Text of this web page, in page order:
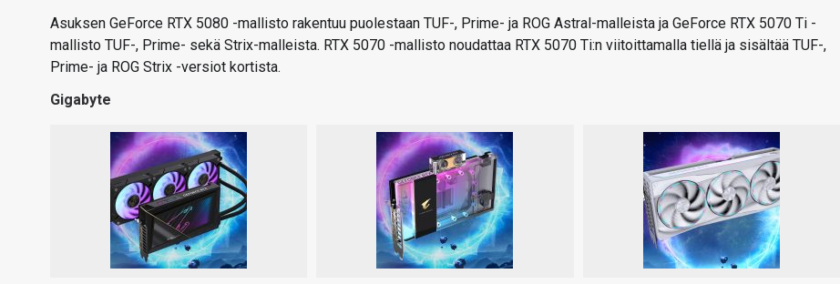
Asuksen GeForce RTX 5080 -mallisto rakentuu puolestaan TUF-, Prime- ja ROG Astral-malleista ja GeForce RTX 5070 Ti -
mallisto TUF-, Prime- sekä Strix-malleista. RTX 5070 -mallisto noudattaa RTX 5070 Ti:n viitoittamalla tiellä ja sisältää TUF-,
Prime- ja ROG Strix -versiot kortista.
Gigabyte